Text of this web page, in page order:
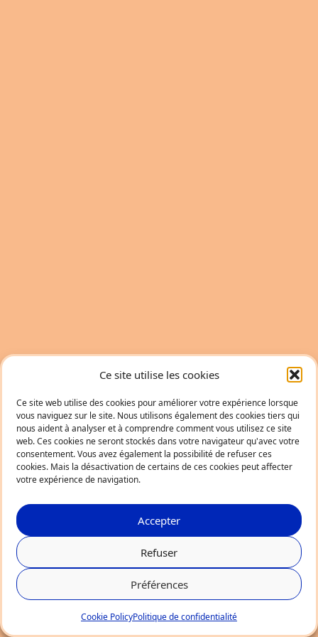
Ce site utilise les cookies
Ce site web utilise des cookies pour améliorer votre expérience lorsque
vous naviguez sur le site. Nous utilisons également des cookies tiers qui
nous aident à analyser et à comprendre comment vous utilisez ce site
web. Ces cookies ne seront stockés dans votre navigateur qu'avec votre
consentement. Vous avez également la possibilité de refuser ces
cookies. Mais la désactivation de certains de ces cookies peut affecter
votre expérience de navigation.
Accepter
Refuser
Préférences
Cookie PolicyPolitique de confidentialité